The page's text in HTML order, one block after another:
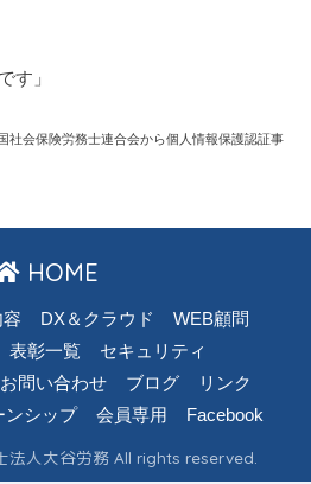
す」
社会保険労務士連合会から個人情報保護認証事
HOME
DX＆クラウド
WEB顧問
表彰一覧
セキュリティ
お問い合わせ ブログ
リンク
ンシップ 会員専用 Facebook
法人大谷労務 All rights reserved.